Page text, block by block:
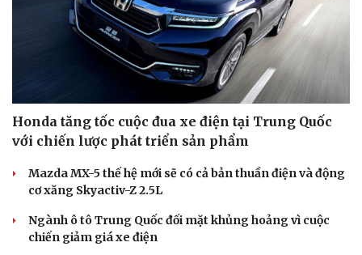
Honda tăng tốc cuộc đua xe điện tại Trung Quốc
với chiến lược phát triển sản phẩm
Mazda MX-5 thế hệ mới sẽ có cả bản thuần điện và động
cơ xăng Skyactiv-Z 2.5L
Ngành ô tô Trung Quốc đối mặt khủng hoảng vì cuộc
chiến giảm giá xe điện